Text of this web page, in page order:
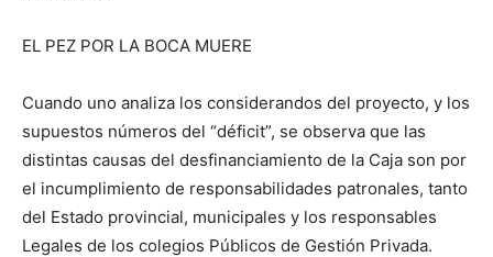
EL PEZ POR LA BOCA MUERE
Cuando uno analiza los considerandos del proyecto, y los
supuestos números del “déficit”, se observa que las
distintas causas del desfinanciamiento de la Caja son por
el incumplimiento de responsabilidades patronales, tanto
del Estado provincial, municipales y los responsables
Legales de los colegios Públicos de Gestión Privada.